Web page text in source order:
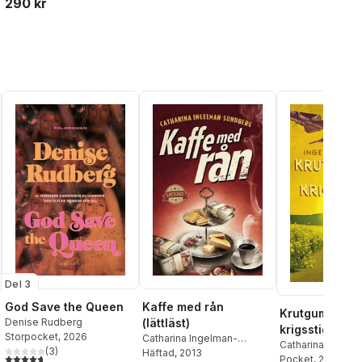
röster:
290 kr
Del 3
God Save the Queen
Denise Rudberg
Storpocket, 2026
4,7utav 5 stjärnor. Totalt antal röster:
(3)
Kaffe med rån
(lättläst)
Catharina Ingelman-
Sundberg
Häftad, 2013
Krutgummor
krigsstigen
Catharina
Sundberg
Pocket, 2019